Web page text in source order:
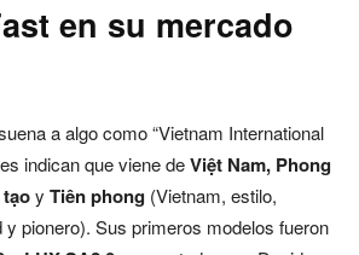
en su mercado
a algo como “Vietnam International
indican que viene deViệt Nam, Phong
y Tiên phong (Vietnam, estilo,
pionero). Sus primeros modelos fueron